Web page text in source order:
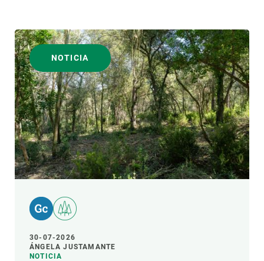
NOTICIA
30-07-2026
ÁNGELA JUSTAMANTE
NOTICIA